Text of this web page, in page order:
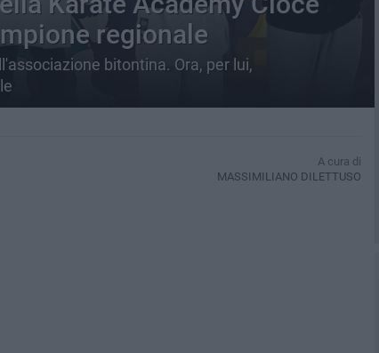
regionale
bitontina. Ora, per lui,
A cura di
MASSIMILIANO DILETTUSO